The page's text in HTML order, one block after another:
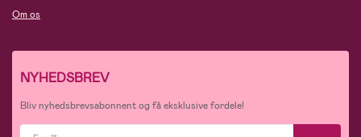
Om os
NYHEDSBREV
Bliv nyhedsbrevsabonnent og få eksklusive fordele!